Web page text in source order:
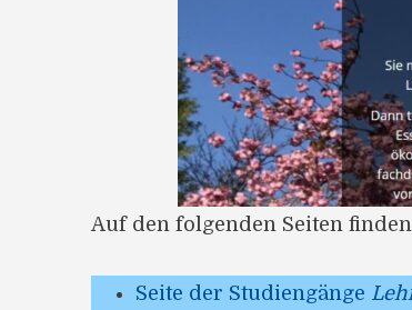
Auf den folgenden Seiten
Seite der Studiengänge